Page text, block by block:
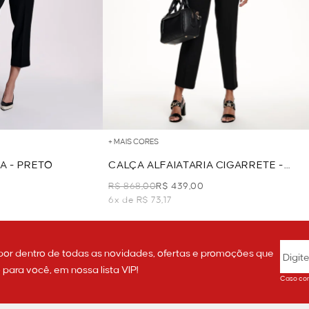
- PRETO
+ MAIS CORES
CALÇA ALFAIATARIA CIGARRETE -
PRETO
R$ 868,00R$ 439,00
6x de R$ 73,17
dentro de todas as novidades, ofertas e promoções que
você, em nossa lista VIP!
Caso